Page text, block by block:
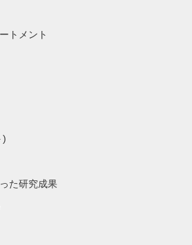
トメント
)
た研究成果